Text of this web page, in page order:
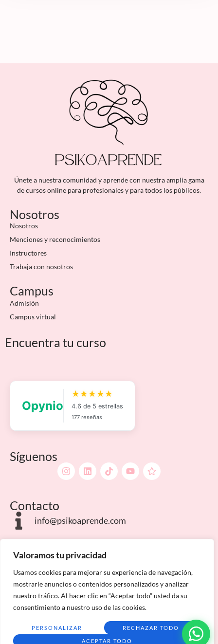
Valoramos tu privacidad
Usamos cookies para mejorar su experiencia de navegación,
mostrarle anuncios o contenidos personalizados y analizar
nuestro tráfico. Al hacer clic en “Aceptar todo” usted da su
consentimiento a nuestro uso de las cookies.
PERSONALIZAR RECHAZAR TODO
ACEPTAR TODO
Únete a nuestra comunidad y aprende con nuestra amplia gama
de cursos online para profesionales y para todos los públicos.
Nosotros
Nosotros
Menciones y reconocimientos
Instructores
Trabaja con nosotros
Campus
Admisión
Campus virtual
Encuentra tu curso
Síguenos
Contacto
info@psikoaprende.com
Campus Internacionales
Condiciones de matriculaciónMapa del sitio
Psiko Aprende